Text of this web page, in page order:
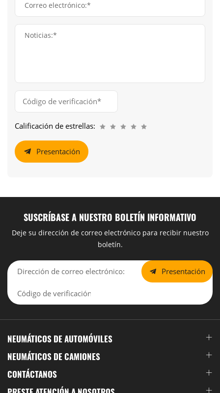
Correo electrónico:*
Noticias:*
Calificación de estrellas:
Presentación
SUSCRÍBASE A NUESTRO BOLETÍN INFORMATIVO
Deje su dirección de correo electrónico para recibir nuestro
boletín.
Presentación
NEUMÁTICOS DE AUTOMÓVILES
NEUMÁTICOS DE CAMIONES
CONTÁCTANOS